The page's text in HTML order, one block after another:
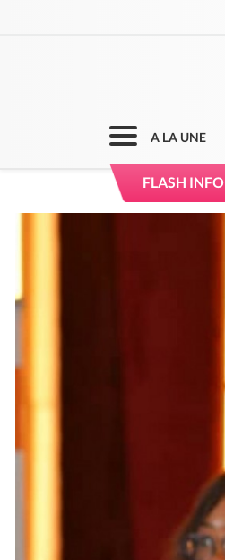
A LA UNE
FLASH INFO